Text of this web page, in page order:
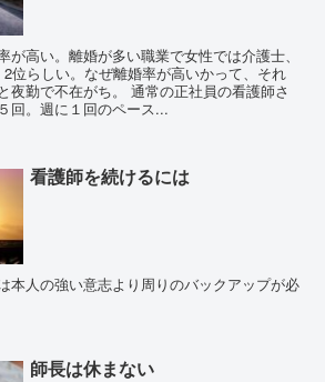
が高い。離婚が多い職業で女性では介護士、
位らしい。なぜ離婚率が高いかって、それ
夜勤で不在がち。 通常の正社員の看護師さ
回。週に１回のペース...
看護師を続けるには
本人の強い意志より周りのバックアップが必
師長は休まない